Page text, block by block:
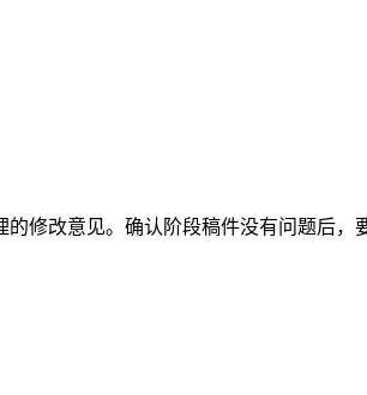
改意见。确认阶段稿件没有问题后，